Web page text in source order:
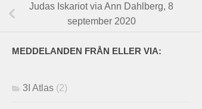
Judas Iskariot via Ann Dahlberg, 8
september 2020
MEDDELANDEN FRÅN ELLER VIA:
3I Atlas (2)